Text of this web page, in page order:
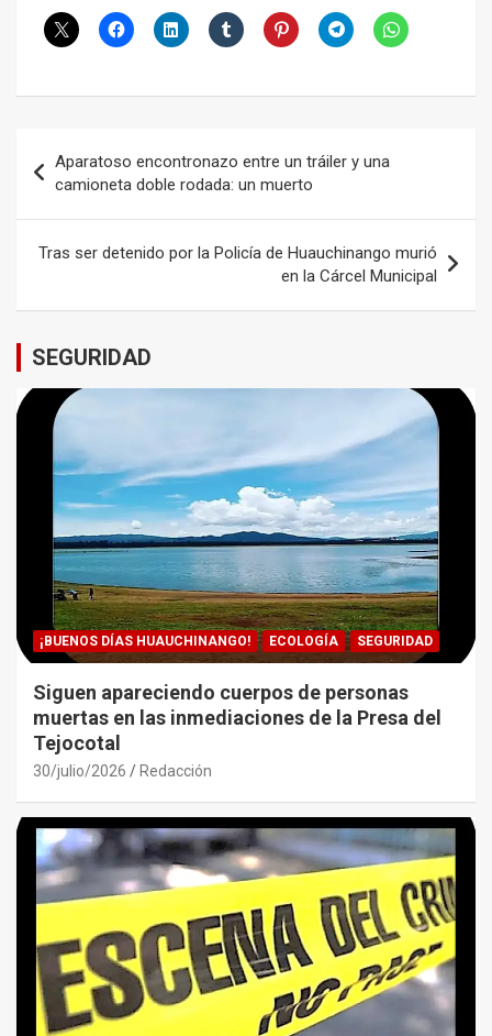
de
entradas
Aparatoso encontronazo entre un tráiler y una
camioneta doble rodada: un muerto
Tras ser detenido por la Policía de Huauchinango murió
en la Cárcel Municipal
SEGURIDAD
¡BUENOS DÍAS HUAUCHINANGO! ECOLOGÍA SEGURIDAD
Siguen apareciendo cuerpos de personas
muertas en las inmediaciones de la Presa del
Tejocotal
30/julio/2026 Redacción